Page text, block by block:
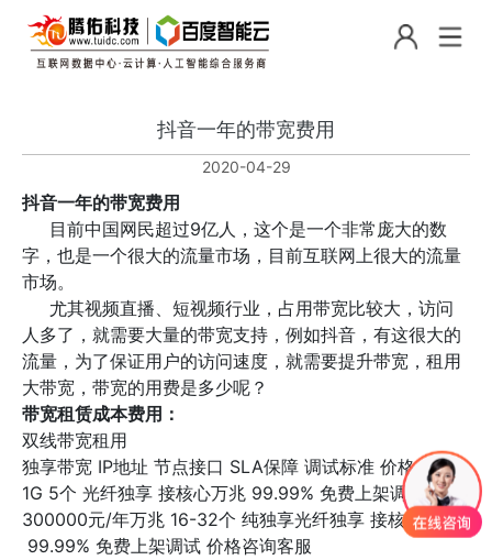
抖音一年的带宽费用
2020-04-29
抖音一年的带宽费用
目前中国网民超过9亿人，这个是一个非常庞大的数
字，也是一个很大的流量市场，目前互联网上很大的流量
市场。
尤其视频直播、短视频行业，占用带宽比较大，访问
人多了，就需要大量的带宽支持，例如抖音，有这很大的
流量，为了保证用户的访问速度，就需要提升带宽，租用
大带宽，带宽的用费是多少呢？
带宽租赁成本费用：
双线带宽租用
独享带宽 IP地址 节点接口 SLA保障 调试标准 价格
1G 5个 光纤独享 接核心万兆 99.99% 免费上架调试
300000元/年万兆 16-32个 纯独享光纤独享 接核心骨干
99.99% 免费上架调试 价格咨询客服